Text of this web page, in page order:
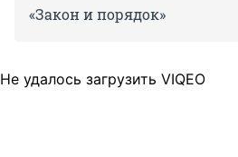
«Закон и порядок»
Не удалось загрузить VIQEO